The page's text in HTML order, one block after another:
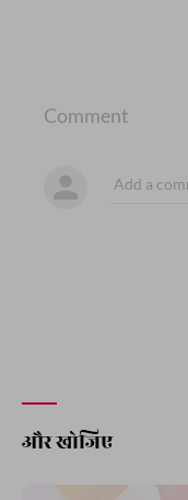
Comment
और खोजिए